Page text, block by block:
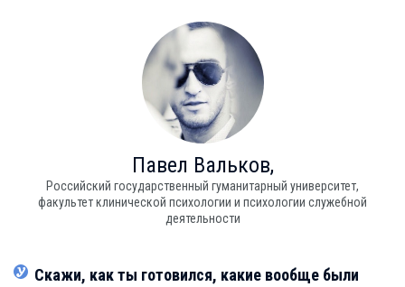
Павел Вальков,
Российский государственный гуманитарный университет,
факультет клинической психологии и психологии служебной
деятельности
Скажи, как ты готовился, какие вообще были